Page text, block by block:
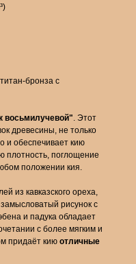
бронза с
восьмилучевой". Этот
древесины, не только
и обеспечивает кию
плотность, поглощение
положении кия.
из кавказского ореха,
рисунок с
и падука обладает
с более мягким и
придаёт кию отличные